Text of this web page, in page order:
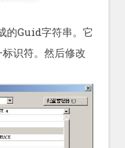
的Guid字符串。它
识符。然后修改